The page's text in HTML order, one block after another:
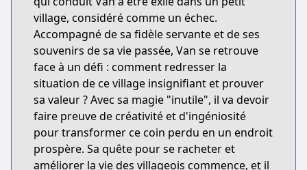
village, considéré comme un échec.
Accompagné de sa fidèle servante et de ses
souvenirs de sa vie passée, Van se retrouve
face à un défi : comment redresser la
situation de ce village insignifiant et prouver
sa valeur ? Avec sa magie "inutile", il va devoir
faire preuve de créativité et d'ingéniosité
pour transformer ce coin perdu en un endroit
prospère. Sa quête pour se racheter et
améliorer la vie des villageois commence, et il